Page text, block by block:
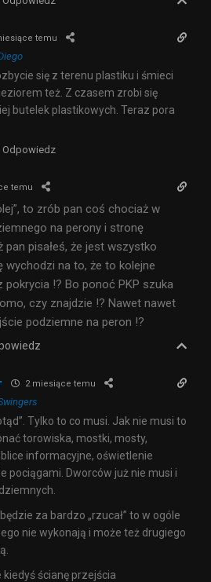
temu
się z terenu plastiku i śmieci
też. Z czasem zrobi się
butelek plastikowych. Teraz pora
Odpowiedz
temu
to zrób pan coś chociaż w
na perony i stronę
pisałeś, że jest wszystko
wychodzi na to, że to kolejne
pokrycia !? Bo ponoć PKP szuka
czy znajdzie !? Nawet nawet
podziemne na peron !?
2 miesiące temu
Tylko to co musi. Jak nie musi to
torowiska, mostki, mosty,
informacyjne, oświetlenie
pociągami. Dworców już nie musi i
za bardzo „rzucał” to w ogóle
nie wykonają i może też drugiego
ścianę przejścia